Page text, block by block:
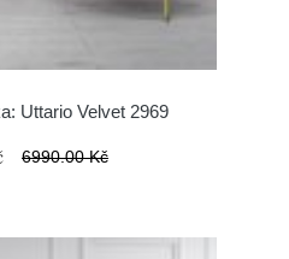
Uttario Velvet 2969
6990.00 Kč